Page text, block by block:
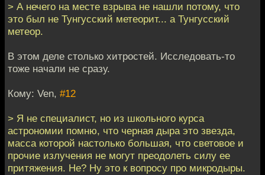
> А нечего на месте взрыва не нашли потому, что
это был не Тунгусский метеорит... а Тунгусский
метеор.
В этом деле столько хитростей. Исследовать-то
тоже начали не сразу.
Кому: Ven, #12
> Я не специалист, но из школьного курса
астрономии помню, что черная дыра это звезда,
масса которой настолько большая, что световое и
прочие излучения не могут преодолеть силу ее
притяжения. Не? Ну это к вопросу про микродыры.